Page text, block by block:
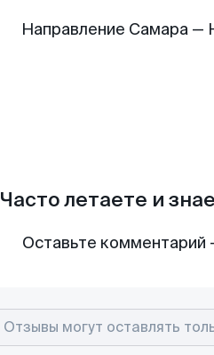
Направление Самара —
Часто летаете и
Оставьте комментарий